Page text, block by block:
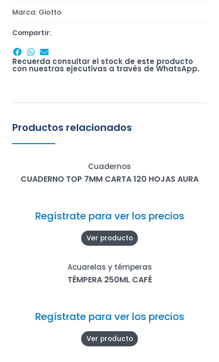
Marca: Giotto
Compartir:
Recuerda consultar el stock de este producto
con nuestras ejecutivas a través de WhatsApp.
Productos relacionados
Cuadernos
CUADERNO TOP 7MM CARTA 120 HOJAS AURA
Regístrate para ver los precios
Ver producto
Acuarelas y témperas
TÉMPERA 250ML CAFÉ
Regístrate para ver los precios
Ver producto